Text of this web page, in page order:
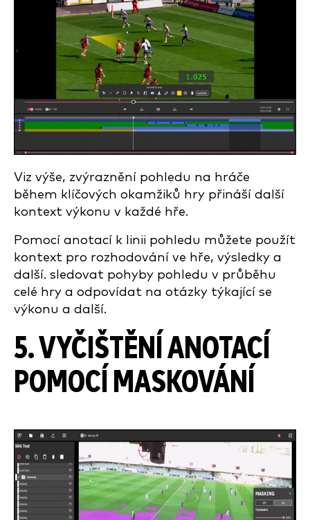
Viz výše, zvýraznění pohledu na hráče
během klíčových okamžiků hry přináší další
kontext výkonu v každé hře.
Pomocí anotací k linii pohledu můžete použít
kontext pro rozhodování ve hře, výsledky a
další. sledovat pohyby pohledu v průběhu
celé hry a odpovídat na otázky týkající se
výkonu a další.
5. VYČIŠTĚNÍ ANOTACÍ
POMOCÍ MASKOVÁNÍ